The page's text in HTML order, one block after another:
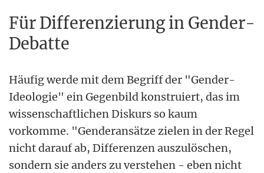
Für Differenzierung in Gender-
Debatte
Häufig werde mit dem Begriff der "Gender-
Ideologie" ein Gegenbild konstruiert, das im
wissenschaftlichen Diskurs so kaum
vorkomme. "Genderansätze zielen in der Regel
nicht darauf ab, Differenzen auszulöschen,
sondern sie anders zu verstehen - eben nicht